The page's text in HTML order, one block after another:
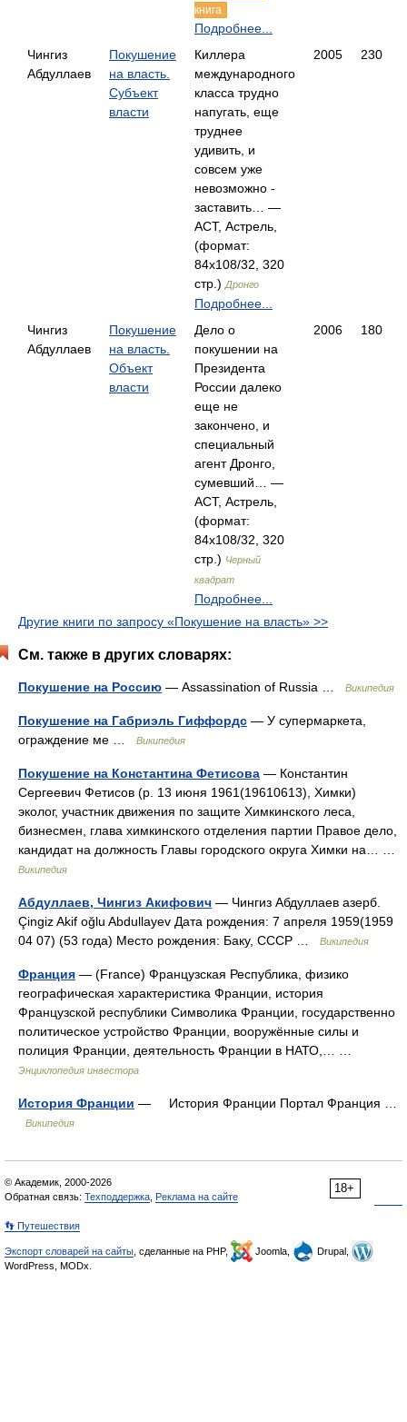
книга
Подробнее...
Чингиз
Абдуллаев
Покушение
на власть.
Субъект
власти
Киллера
международного
класса трудно
напугать, еще
труднее
удивить, и
совсем уже
невозможно -
заставить… —
АСТ, Астрель,
(формат:
84x108/32, 320
стр.) Дронго
Подробнее...
2005 230
Чингиз
Абдуллаев
Покушение
на власть.
Объект
власти
Дело о
покушении на
Президента
России далеко
еще не
закончено, и
специальный
агент Дронго,
сумевший… —
АСТ, Астрель,
(формат:
84x108/32, 320
стр.) Черный
квадрат
Подробнее...
2006 180
Другие книги по запросу «Покушение на власть» >>
См. также в других словарях:
Покушение на Россию — Assassination of Russia … Википедия
Покушение на Габриэль Гиффордс — У супермаркета,
ограждение ме …
Википедия
Покушение на Константина Фетисова — Константин
Сергеевич Фетисов (р. 13 июня 1961(19610613), Химки)
эколог, участник движения по защите Химкинского леса,
бизнесмен, глава химкинского отделения партии Правое дело,
кандидат на должность Главы городского округа Химки на… …
Википедия
Абдуллаев, Чингиз Акифович — Чингиз Абдуллаев азерб.
Çingiz Akif oğlu Abdullayev Дата рождения: 7 апреля 1959(1959
04 07) (53 года) Место рождения: Баку, СССР …
Википедия
Франция — (France) Французская Республика, физико
географическая характеристика Франции, история
Французской республики Символика Франции, государственно
политическое устройство Франции, вооружённые силы и
полиция Франции, деятельность Франции в НАТО,… …
Энциклопедия инвестора
История Франции — История Франции Портал Франция …
Википедия
18+
© Академик, 2000-2026
Обратная связь: Техподдержка Реклама на сайте
👣 Путешествия
Экспорт словарей на сайты , сделанные на PHP, Joomla,
Drupal,
WordPress, MODx.